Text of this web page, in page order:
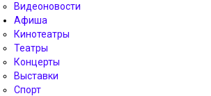
Видеоновости
Афиша
Кинотеатры
Театры
Концерты
Выставки
Спорт